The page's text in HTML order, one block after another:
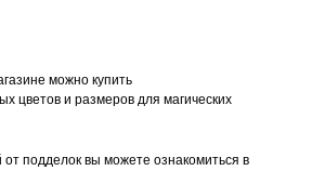
можно купить
цветов и размеров для магических
от подделок вы можете ознакомиться в